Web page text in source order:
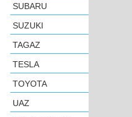
SUBARU
SUZUKI
TAGAZ
TESLA
TOYOTA
UAZ